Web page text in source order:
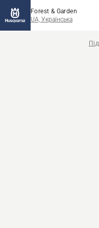
Forest & Garden
UA, Українська